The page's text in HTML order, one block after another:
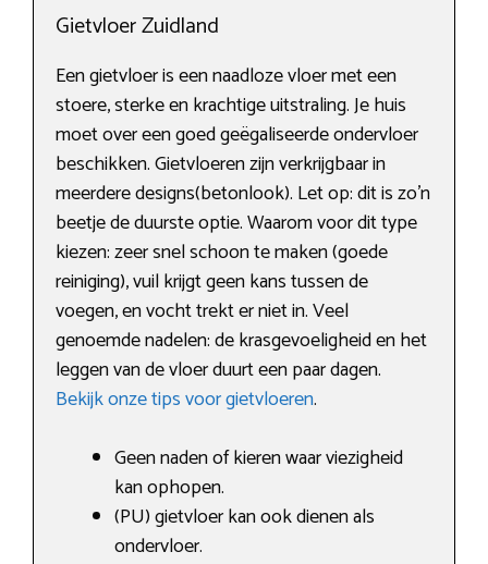
Gietvloer Zuidland
Een gietvloer is een naadloze vloer met een
stoere, sterke en krachtige uitstraling. Je huis
moet over een goed geëgaliseerde ondervloer
beschikken. Gietvloeren zijn verkrijgbaar in
meerdere designs(betonlook). Let op: dit is zo’n
beetje de duurste optie. Waarom voor dit type
kiezen: zeer snel schoon te maken (goede
reiniging), vuil krijgt geen kans tussen de
voegen, en vocht trekt er niet in. Veel
genoemde nadelen: de krasgevoeligheid en het
leggen van de vloer duurt een paar dagen.
Bekijk onze tips voor gietvloeren.
Geen naden of kieren waar viezigheid
kan ophopen.
(PU) gietvloer kan ook dienen als
ondervloer.